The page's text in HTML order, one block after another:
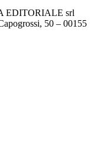
EDITORIALE srl
50 – 00155